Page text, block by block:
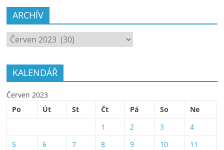
ARCHÍV
ARCHÍV
KALENDÁŘ
Červen 2023
Po
Út St Čt Pá So
Ne
1
2 3
4
5
6 7 8 9 10
11